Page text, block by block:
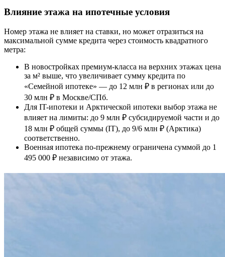
Влияние этажа на ипотечные условия
Номер этажа не влияет на ставки, но может отразиться на
максимальной сумме кредита через стоимость квадратного
метра:
В новостройках премиум-класса на верхних этажах цена
за м² выше, что увеличивает сумму кредита по
«Семейной ипотеке» — до 12 млн ₽ в регионах или до
30 млн ₽ в Москве/СПб.
Для IT-ипотеки и Арктической ипотеки выбор этажа не
влияет на лимиты: до 9 млн ₽ субсидируемой части и до
18 млн ₽ общей суммы (IT), до 9/6 млн ₽ (Арктика)
соответственно.
Военная ипотека по-прежнему ограничена суммой до 1
495 000 ₽ независимо от этажа.